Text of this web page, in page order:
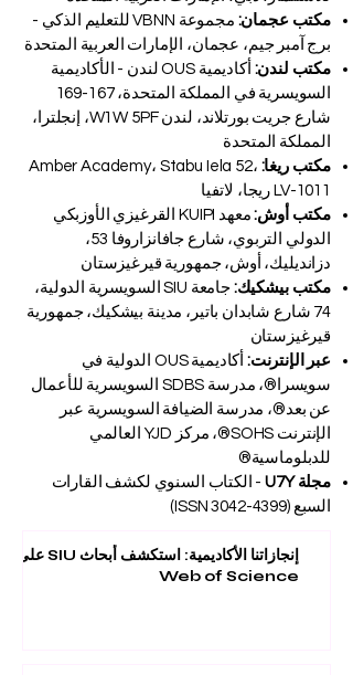
مكتب عجمان:
مجموعة VBNN للتعليم الذكي -
برج آمبر جيم، عجمان، الإمارات العربية المتحدة
مكتب لندن:
أكاديمية OUS لندن - الأكاديمية
السويسرية في المملكة المتحدة، 167-169
شارع جريت بورتلاند، لندن W1W 5PF، إنجلترا،
المملكة المتحدة
مكتب ريغا: Amber Academy، Stabu Iela 52،
LV-1011 ريجا، لاتفيا
مكتب أوش:
معهد KUIPI القرغيزي الأوزبكي
الدولي التربوي، شارع جافانزاروفا 53،
دزانديليك، أوش، جمهورية قيرغيزستان
مكتب بيشكيك:
جامعة SIU السويسرية الدولية،
74 شارع شابدان باتير، مدينة بيشكيك، جمهورية
قيرغيزستان
عبر الإنترنت:
أكاديمية OUS الدولية في
سويسرا®، مدرسة SDBS السويسرية للأعمال
عن بعد®، مدرسة الضيافة السويسرية عبر
الإنترنت SOHS®، مركز YJD العالمي
للدبلوماسية®
مجلة U7Y
- الكتاب السنوي لكشف القارات
السبع (ISSN3042-4399)
إنجازاتنا الأكاديمية: استكشف أبحاث SIU على
Web of Science